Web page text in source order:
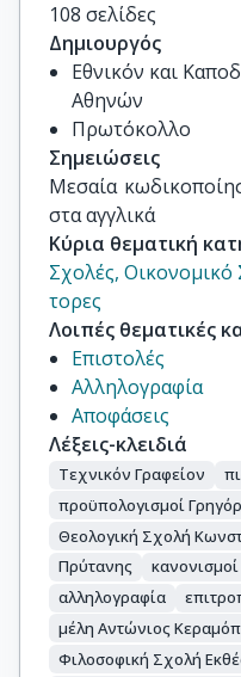
108 σελίδες
Δημιουργός
Εθνικόν και
Αθηνών
Πρωτόκολλο
Σημειώσεις
Μεσαία
στα αγγλικά
Κύρια θεματική
Σχολές, Οικονομικό
τορες
Λοιπές θεματικές
Επιστολές
Αλληλογραφία
Αποφάσεις
Λέξεις-κλειδιά
Τεχνικόν Γραφείον
προϋπολογισμοί
Θεολογική Σχολή
Πρύτανης
κανονισμοί
αλληλογραφία
μέλη Αντώνιος
Φιλοσοφική Σχολή